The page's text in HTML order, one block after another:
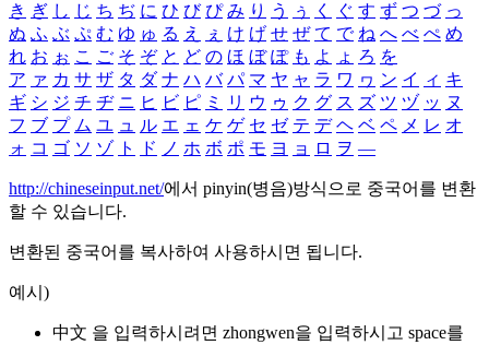
き ぎ し じ ち ぢ に ひ び ぴ み り う ぅ く ぐ す ず つ づ っ
ぬ ふ ぶ ぷ む ゆ ゅ る え ぇ け げ せ ぜ て で ね へ べ ぺ め
れ お ぉ こ ご そ ぞ と ど の ほ ぼ ぽ も よ ょ ろ を
ア ァ カ サ ザ タ ダ ナ ハ バ パ マ ヤ ャ ラ ワ ヮ ン イ ィ キ
ギ シ ジ チ ヂ ニ ヒ ビ ピ ミ リ ウ ゥ ク グ ス ズ ツ ヅ ッ ヌ
フ ブ プ ム ユ ュ ル エ ェ ケ ゲ セ ゼ テ デ ヘ ベ ペ メ レ オ
ォ コ ゴ ソ ゾ ト ド ノ ホ ボ ポ モ ヨ ョ ロ ヲ ―
http://chineseinput.net/에서 pinyin(병음)방식으로 중국어를 변환
할 수 있습니다.
변환된 중국어를 복사하여 사용하시면 됩니다.
예시)
中文 을 입력하시려면 zhongwen을 입력하시고 space를